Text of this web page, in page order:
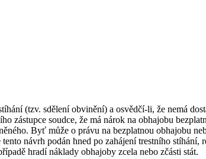
(tzv. sdělení obvinění) a osvědčí-li, že nemá
zástupce soudce, že má nárok na obhajobu
Byť může o právu na bezplatnou obhajobu
návrh podán hned po zahájení trestního
hradí náklady obhajoby zcela nebo zčásti stát.